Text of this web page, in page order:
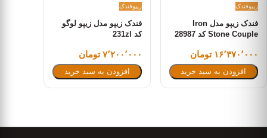
زیپوفندک
فندک زیپو مدل Iron
Stone Couple کد 28987
۱۶٬۳۷۰٬۰۰۰ تومان
افزودن به سبد خرید
زیپوفندک
فندک زیپو مدل زیپو لوگو
کد 231zl
۷٬۲۰۰٬۰۰۰ تومان
افزودن به سبد خرید